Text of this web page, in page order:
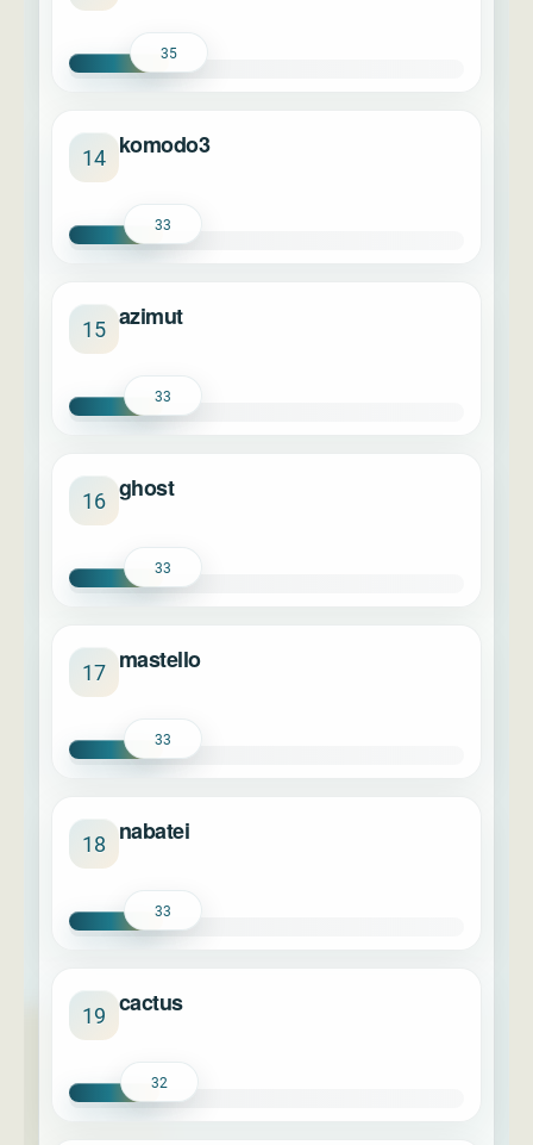
35
14 komodo3
33
15 azimut
33
16 ghost
33
17 mastello
33
18 nabatei
33
19 cactus
32